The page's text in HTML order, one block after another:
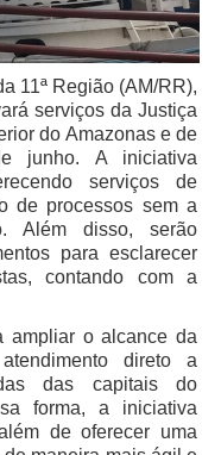
e de Tabelas
Judiciária e Ciência de
Grau
Jurisprudência
de Magistrados e
11ª Região (AM/RR),
serviços da Justiça
do Amazonas e de
junho. A iniciativa
serviços de
de processos sem a
Além disso, serão
para esclarecer
contando com a
ampliar o alcance da
direto a
das capitais do
forma, a iniciativa
de oferecer uma